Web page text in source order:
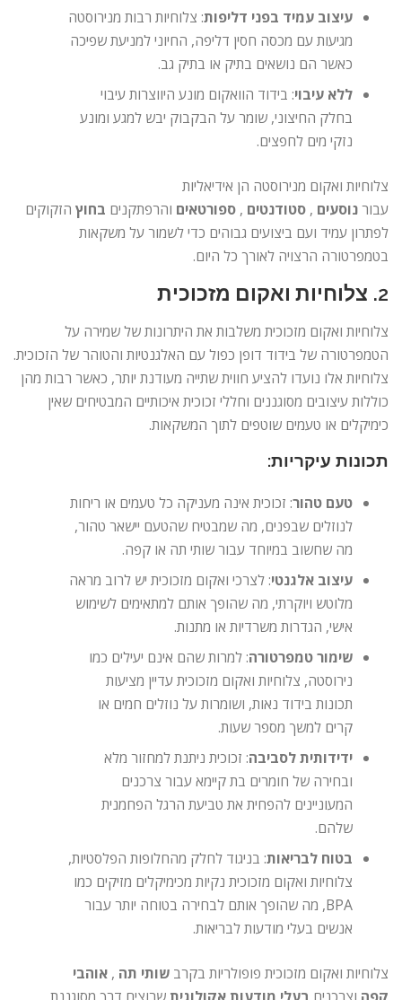
עיצוב עמיד בפני דליפות: צלוחיות רבות מנירוסטה
מגיעות עם מכסה חסין דליפה, החיוני למניעת שפיכה
כאשר הם נושאים בתיק או בתיק גב.
ללא עיבוי: בידוד הוואקום מונע היווצרות עיבוי
בחלק החיצוני, שומר על הבקבוק יבש למגע ומונע
נזקי מים לחפצים.
צלוחיות ואקום מנירוסטה הן אידיאליות
עבורנוסעים , סטודנטים , ספורטאים והרפתקנים בחוץ הזקוקים
לפתרון עמיד ועם ביצועים גבוהים כדי לשמור על משקאות
בטמפרטורה הרצויה לאורך כל היום.
2. צלוחיות ואקום מזכוכית
צלוחיות ואקום מזכוכית משלבות את היתרונות של שמירה על
הטמפרטורה של בידוד דופן כפול עם האלגנטיות והטוהר של הזכוכית.
צלוחיות אלו נועדו להציע חווית שתייה מעודנת יותר, כאשר רבות מהן
כוללות עיצובים מסוגננים וחללי זכוכית איכותיים המבטיחים שאין
כימיקלים או טעמים שוטפים לתוך המשקאות.
תכונות עיקריות:
טעם טהור: זכוכית אינה מעניקה כל טעמים או ריחות
לנוזלים שבפנים, מה שמבטיח שהטעם יישאר טהור,
מה שחשוב במיוחד עבור שותי תה או קפה.
עיצוב אלגנטי: לצרכי ואקום מזכוכית יש לרוב מראה
מלוטש ויוקרתי, מה שהופך אותם למתאימים לשימוש
אישי, הגדרות משרדיות או מתנות.
שימור טמפרטורה: למרות שהם אינם יעילים כמו
נירוסטה, צלוחיות ואקום מזכוכית עדיין מציעות
תכונות בידוד נאות, ושומרות על נוזלים חמים או
קרים למשך מספר שעות.
ידידותית לסביבה: זכוכית ניתנת למחזור מלא
ובחירה של חומרים בת קיימא עבור צרכנים
המעוניינים להפחית את טביעת הרגל הפחמנית
שלהם.
בטוח לבריאות: בניגוד לחלק מהחלופות הפלסטיות,
צלוחיות ואקום מזכוכית נקיות מכימיקלים מזיקים כמו
BPA, מה שהופך אותם לבחירה בטוחה יותר עבור
אנשים בעלי מודעות לבריאות.
צלוחיות ואקום מזכוכית פופולריות בקרב שותי תה , אוהבי